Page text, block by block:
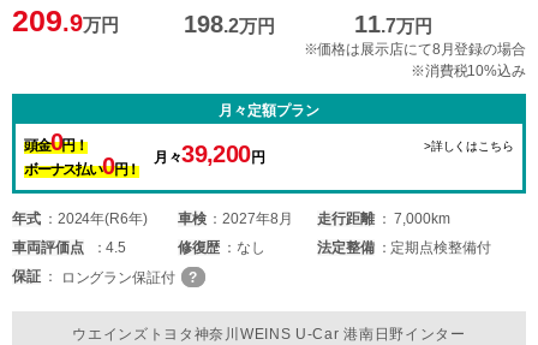
209.9万円 198.2万円 11.7万円
※価格は展示店にて8月登録の場合
※消費税10%込み
月々定額プラン
頭金0円！
ボーナス払い0円！
月々39,200円
>詳しくはこちら
年式 2024年(R6年) 車検 2027年8月 走行距離
7,000km
車両評価点 4.5 修復歴 なし 法定整備
定期点検整備付
保証
ロングラン保証付
ウエインズトヨタ神奈川WEINS U-Car 港南日野インター